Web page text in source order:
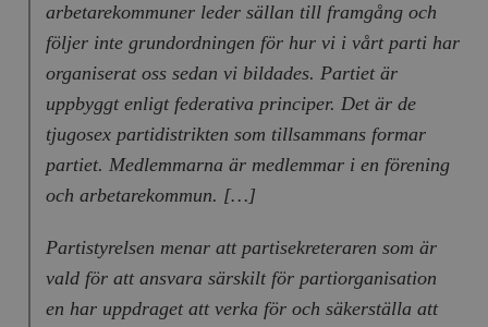
arbetare­kommuner leder sällan till framgång och
följer inte grundordningen för hur vi i vårt parti har
organiserat oss sedan vi bildades. Partiet är
uppbyggt enligt federativa principer. Det är de
tjugosex partidistrikten som tillsammans formar
partiet. Medlemmarna är medlemmar i en förening
och arbetarekommun. […]
Partistyrelsen menar att partisekreteraren som är
vald för att ansvara särskilt för partiorganisation
en har uppdraget att verka för och säkerställa att